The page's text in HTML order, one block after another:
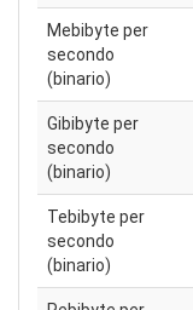
Mebibyte per
secondo
(binario)
Gibibyte per
secondo
(binario)
Tebibyte per
secondo
(binario)